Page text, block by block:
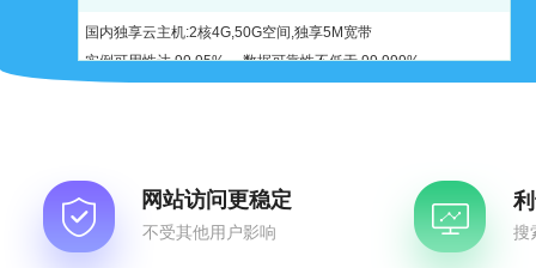
国内独享云主机:2核4G,50G空间,独享5M宽带
实例可用性达 99.95% ，数据可靠性不低于 99.999%
网站访问更稳定
不受其他用户影响 搜